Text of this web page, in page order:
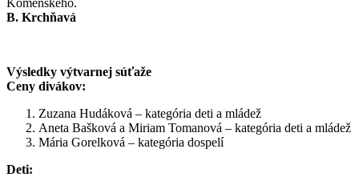
B. Krchňavá
Výsledky výtvarnej súťaže
Ceny divákov:
Zuzana Hudáková – kategória deti a mládež
Aneta Bašková a Miriam Tomanová – kategória deti a mládež
Mária Gorelková – kategória dospelí
Deti: